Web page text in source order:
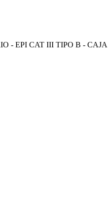
- EPI CAT III TIPO B -